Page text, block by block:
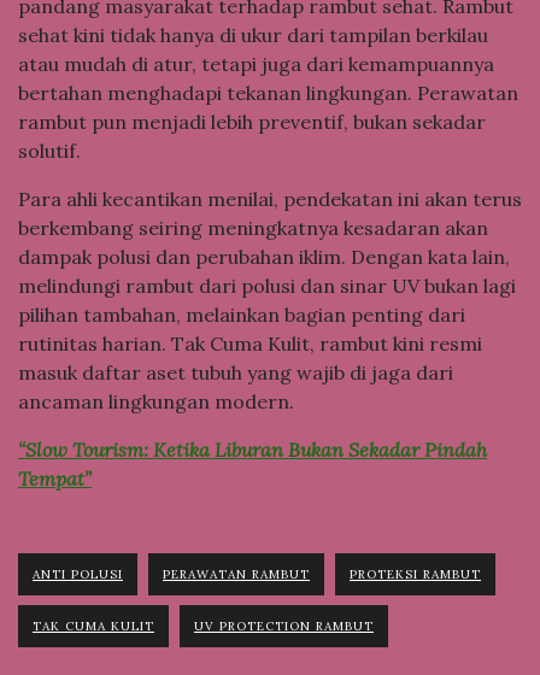
pandang masyarakat terhadap rambut sehat. Rambut
sehat kini tidak hanya di ukur dari tampilan berkilau
atau mudah di atur, tetapi juga dari kemampuannya
bertahan menghadapi tekanan lingkungan. Perawatan
rambut pun menjadi lebih preventif, bukan sekadar
solutif.
Para ahli kecantikan menilai, pendekatan ini akan terus
berkembang seiring meningkatnya kesadaran akan
dampak polusi dan perubahan iklim. Dengan kata lain,
melindungi rambut dari polusi dan sinar UV bukan lagi
pilihan tambahan, melainkan bagian penting dari
rutinitas harian. Tak Cuma Kulit, rambut kini resmi
masuk daftar aset tubuh yang wajib di jaga dari
ancaman lingkungan modern.
“Slow Tourism: Ketika Liburan Bukan Sekadar Pindah
Tempat”
ANTI POLUSI PERAWATAN RAMBUT PROTEKSI RAMBUT
TAK CUMA KULIT UV PROTECTION RAMBUT